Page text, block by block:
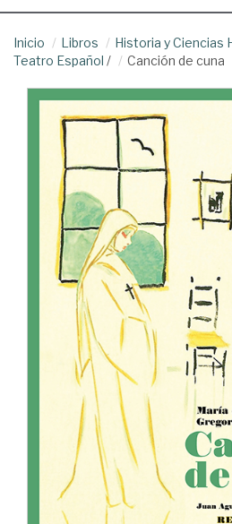
Inicio Libros Historia y Ciencias
Teatro Español / Canción de cuna